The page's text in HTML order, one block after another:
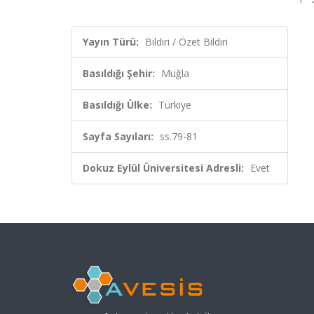
Yayın Türü: Bildiri / Özet Bildiri
Basıldığı Şehir: Muğla
Basıldığı Ülke: Türkiye
Sayfa Sayıları: ss.79-81
Dokuz Eylül Üniversitesi Adresli: Evet